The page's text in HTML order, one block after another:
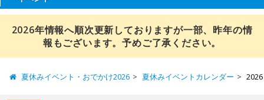
2026年情報へ順次更新しておりますが一部、昨年の情
報もございます。予めご了承ください。
夏休みイベント・おでかけ2026 夏休みイベントカレンダー